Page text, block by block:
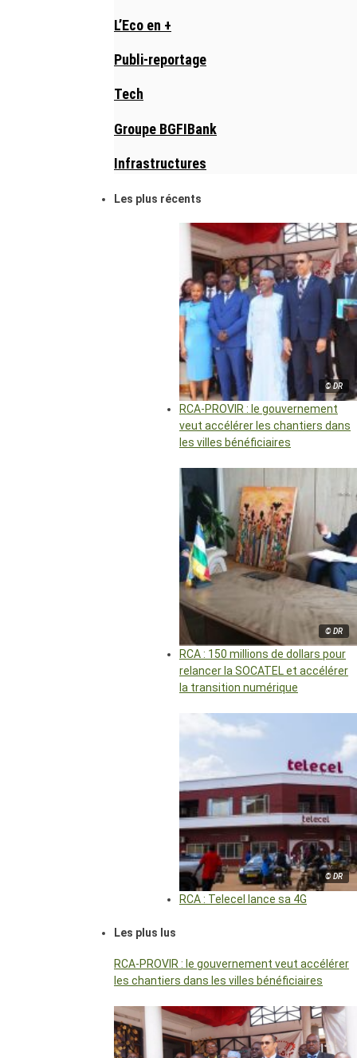
L’Eco en +
Publi-reportage
Tech
Groupe BGFIBank
Infrastructures
Les plus récents
© DR
RCA-PROVIR : le gouvernement
veut accélérer les chantiers dans
les villes bénéficiaires
© DR
RCA : 150 millions de dollars pour
relancer la SOCATEL et accélérer
la transition numérique
© DR
RCA : Telecel lance sa 4G
Les plus lus
RCA-PROVIR : le gouvernement veut accélérer
les chantiers dans les villes bénéficiaires